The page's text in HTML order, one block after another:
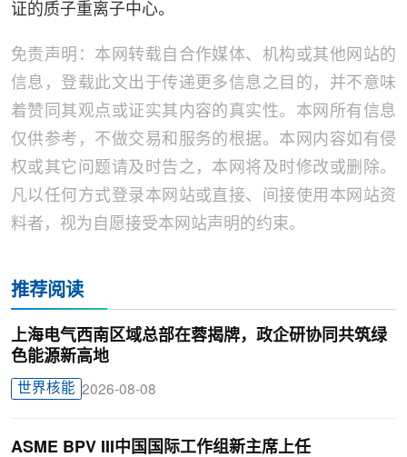
证的质子重离子中心。
免责声明：本网转载自合作媒体、机构或其他网站的
信息，登载此文出于传递更多信息之目的，并不意味
着赞同其观点或证实其内容的真实性。本网所有信息
仅供参考，不做交易和服务的根据。本网内容如有侵
权或其它问题请及时告之，本网将及时修改或删除。
凡以任何方式登录本网站或直接、间接使用本网站资
料者，视为自愿接受本网站声明的约束。
推荐阅读
上海电气西南区域总部在蓉揭牌，政企研协同共筑绿
色能源新高地
世界核能 2026-08-08
ASME BPV III中国国际工作组新主席上任